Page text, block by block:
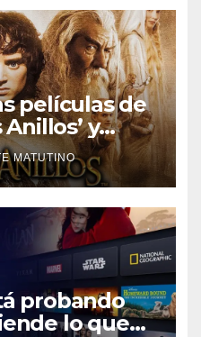
películas de
Anillos’ y
sobre la
MATUTINO
probando
lo que